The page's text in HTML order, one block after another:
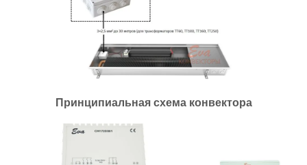
Принципиальная схема конвектора